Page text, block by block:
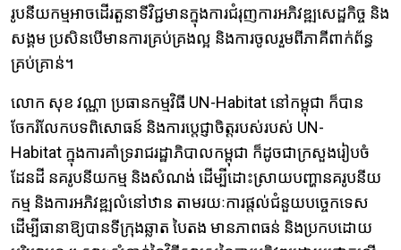
រូបនីយកម្មអាចដើរតួនាទីវិជ្ជមានក្នុងការជំរុញការអភិវឌ្ឍសេដ្ឋកិច្ច និង
សង្គម ប្រសិនបើមានការគ្រប់គ្រងល្អ និងការចូលរួមពីភាគីពាក់ព័ន្ធ
គ្រប់គ្រាន់។
លោក សុខ វណ្ណា ប្រធានកម្មវិធី UN-Habitat នៅកម្ពុជា ក៏បាន
ចែករំលែកបទពិសោធន៍ និងការប្តេជ្ញាចិត្តរបស់របស់ UN-
Habitat ក្នុងការគាំទ្ររាជរដ្ឋាភិបាលកម្ពុជា ក៏ដូចជាក្រសួងរៀបចំ
ដែនដី នគរូបនីយកម្ម និងសំណង់ ដើម្បីដោះស្រាយបញ្ហានគរូបនីយ
កម្ម និងការអភិវឌ្ឍលំនៅឋាន តាមរយៈការផ្តល់ជំនួយបច្ចេកទេស
ដើម្បីធានាឱ្យបានទីក្រុង​ឆ្លាត បៃតង មានភាពធន់ និង​ប្រកប​ដោយ